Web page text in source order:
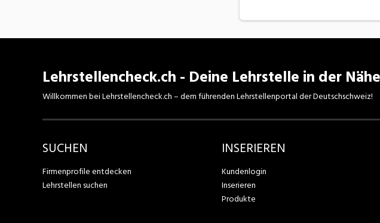
Lehrstellencheck.ch - Deine Lehrstelle in der
Willkommen bei Lehrstellencheck.ch – dem führenden Lehrstellenportal der Deutschschweiz!
SUCHEN
Firmenprofile entdecken
Lehrstellen suchen
INSERIEREN
Kundenlogin
Inserieren
Produkte